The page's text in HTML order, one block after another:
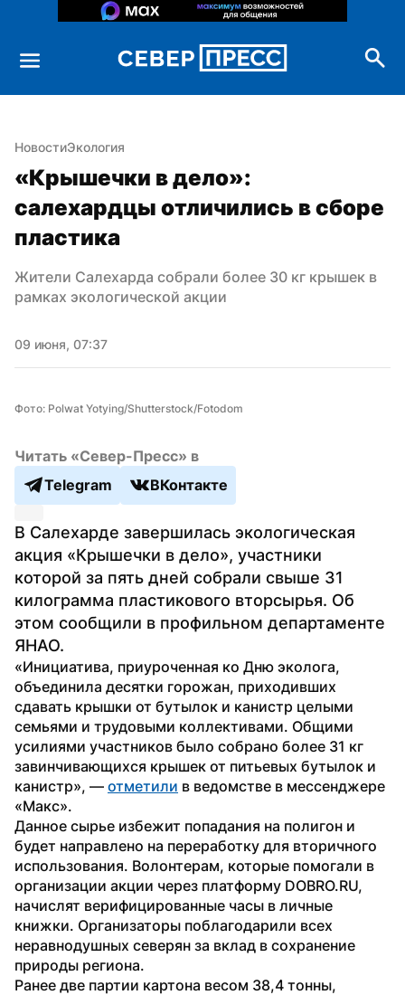
НовостиЭкология
«Крышечки в дело»:
салехардцы отличились в сборе
пластика
Жители Салехарда собрали более 30 кг крышек в
рамках экологической акции
09 июня, 07:37
Фото: Polwat Yotying/Shutterstock/Fotodom
Читать «Север-Пресс» в
Telegram
ВКонтакте
В Салехарде завершилась экологическая
акция «Крышечки в дело», участники
которой за пять дней собрали свыше 31
килограмма пластикового вторсырья. Об
этом сообщили в профильном департаменте
ЯНАО.
«Инициатива, приуроченная ко Дню эколога,
объединила десятки горожан, приходивших
сдавать крышки от бутылок и канистр целыми
семьями и трудовыми коллективами. Общими
усилиями участников было собрано более 31 кг
завинчивающихся крышек от питьевых бутылок и
канистр», — отметили в ведомстве в мессенджере
«Макс».
Данное сырье избежит попадания на полигон и
будет направлено на переработку для вторичного
использования. Волонтерам, которые помогали в
организации акции через платформу DOBRO.RU,
начислят верифицированные часы в личные
книжки. Организаторы поблагодарили всех
неравнодушных северян за вклад в сохранение
природы региона.
Ранее две партии картона весом 38,4 тонны,